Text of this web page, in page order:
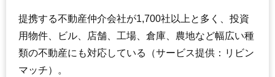
提携する不動産仲介会社が1,700社以上と多く、投資
用物件、ビル、店舗、工場、倉庫、農地など幅広い種
類の不動産にも対応している（サービス提供：リビン
マッチ）。